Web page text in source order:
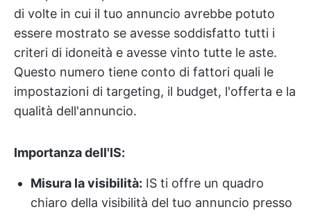
di volte in cui il tuo annuncio avrebbe potuto
essere mostrato se avesse soddisfatto tutti i
criteri di idoneità e avesse vinto tutte le aste.
Questo numero tiene conto di fattori quali le
impostazioni di targeting, il budget, l'offerta e la
qualità dell'annuncio.
Importanza dell'IS:
Misura la visibilità: IS ti offre un quadro
chiaro della visibilità del tuo annuncio presso